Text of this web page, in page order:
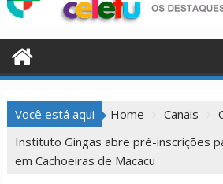
Você está aqui Home Canais
Instituto Gingas abre pré-inscrições
em Cachoeiras de Macacu